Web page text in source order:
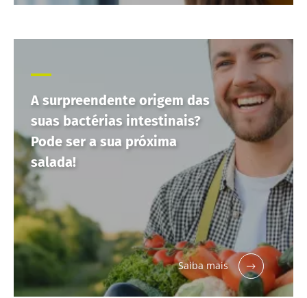
A surpreendente origem das
suas bactérias intestinais?
Pode ser a sua próxima
salada!
Saiba mais